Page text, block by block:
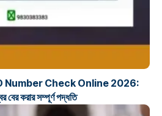
Number Check Online 2026:
করার সম্পূর্ণ পদ্ধতি